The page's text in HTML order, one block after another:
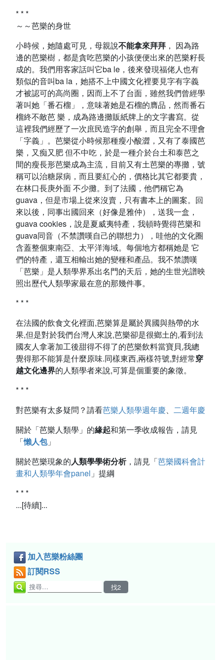
* * *
～～芭樂的身世
小時候，她隨處可見，母親說不能拿來拜拜 ， 因為路
邊的芭樂樹，都是貪吃芭樂的小孩便便出來的芭樂籽長
成的。我們用客家話叫它ba le，後來發現福佬人也有
類似的音叫ba la，她搭不上中國文化裡要見字有字義
才被認可的高尚圈，因而上不了台面，雖然我們曾經學
著叫她「番石榴」，意味著她是石榴的膺品，然而番石
榴終不敵芭 樂，成為路邊攤販紙牌上的文字書寫。從
這裡我們經歷了一次庶民造字的創舉，而且完全不理會
「字義」。芭樂從小時候那種瘦小酸澀，又有了泰國芭
樂，又痴又肥 但不中吃，於是一種介於台土和泰芭之
間的瘦長形芭樂成為主流，目前又有土芭樂的專攤，號
稱可以治糖尿病，而且要紅心的，價格比其它都要貴，
在林口長庚外面 不少攤。到了法國，他們稱它為
guava，但是市場上從來沒賣，只有書本上的圖案。回
來以後，同事出國回來（好像是雅仲），送我一盒，
guava cookies，說是夏威夷特產，我頓時覺得芭樂和
guava同音（不禁讚嘆自己的聯想力），哇他的文化圈
含蓋整個東南亞、太平洋海域。每個地方都稱她是 它
們的特產，還互相輸出她的變種和產品。我不禁讚嘆
「芭樂」是人類學界系出名門的天后，她的生世光譜映
照出歷代人類學家最在意的那幾件事。
* * *
在法國的飲食文化裡面,芭樂算是屬於異國與熱帶的水
果,但是對於我們台灣人來說,芭樂卻是很鄉土的,看到法
國友人拿著加工後甜得不得了的芭樂飲料當寶貝,我總
覺得那不能算是什麼原味.同樣東西,兩樣符號,對經常穿
越文化邊界的人類學者來說,可算是個重要的象徵。
* * *
對芭樂有太多疑問？請看芭樂人類學週年慶、 二週年慶
關於「芭樂人類學」的緣起和第一季收成報告，請見
「懶人包」
關於芭樂現象的人類學學術分析，請見「芭樂國科會計
畫和人類學年會panel 」提綱
* * *
...[待續]...
加入芭樂粉絲團
訂閱RSS